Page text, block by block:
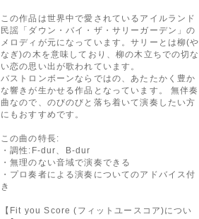
この作品は世界中で愛されているアイルランド
民謡「ダウン・バイ・ザ・サリーガーデン」の
メロディが元になっています。サリーとは柳(や
なぎ)の木を意味しており、柳の木立ちでの切な
い恋の思い出が歌われています。
バストロンボーンならではの、あたたかく豊か
な響きが生かせる作品となっています。 無伴奏
曲なので、のびのびと落ち着いて演奏したい方
にもおすすめです。
この曲の特長:
・調性:F-dur、B-dur
・無理のない音域で演奏できる
・プロ奏者による演奏についてのアドバイス付
き
【Fit you Score (フィットユースコア)につい